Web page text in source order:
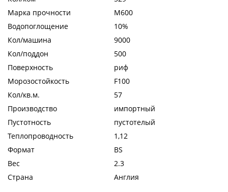
Марка прочности
М600
Водопоглощение
10%
Кол/машина
9000
Кол/поддон
500
Поверхность
риф
Морозостойкость
F100
Кол/кв.м.
57
Производство
импортный
Пустотность
пустотелый
Теплопроводность
1,12
Формат
BS
Вес
2.3
Страна
Англия